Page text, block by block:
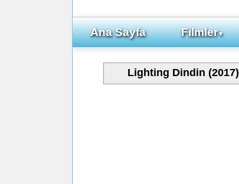
Ana Sayfa Filmler▼
Lighting Dindin (2017)